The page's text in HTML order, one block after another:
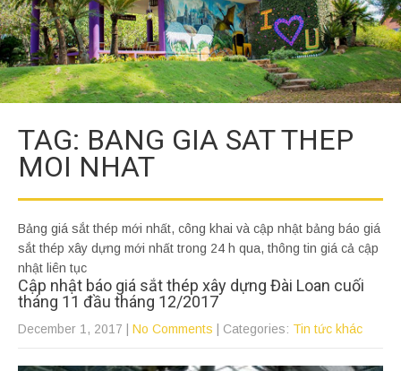
TAG: BANG GIA SAT THEP
MOI NHAT
Bảng giá sắt thép mới nhất, công khai và cập nhật bảng báo giá
sắt thép xây dựng mới nhất trong 24 h qua, thông tin giá cả cập
nhật liên tục
Cập nhật báo giá sắt thép xây dựng Đài Loan cuối
tháng 11 đầu tháng 12/2017
December 1, 2017 No Comments | Categories: Tin tức khác